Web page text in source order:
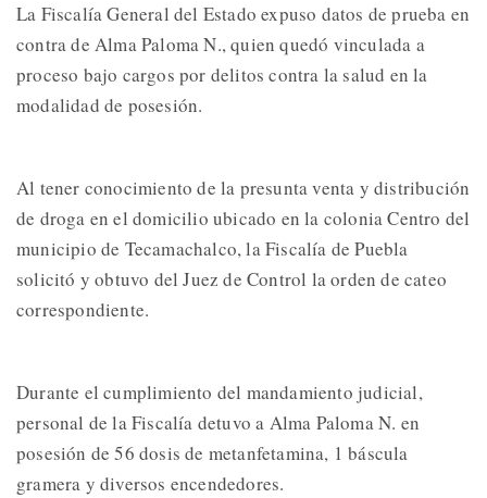
La Fiscalía General del Estado expuso datos de prueba en
contra de Alma Paloma N., quien quedó vinculada a
proceso bajo cargos por delitos contra la salud en la
modalidad de posesión.
Al tener conocimiento de la presunta venta y distribución
de droga en el domicilio ubicado en la colonia Centro del
municipio de Tecamachalco, la Fiscalía de Puebla
solicitó y obtuvo del Juez de Control la orden de cateo
correspondiente.
Durante el cumplimiento del mandamiento judicial,
personal de la Fiscalía detuvo a Alma Paloma N. en
posesión de 56 dosis de metanfetamina, 1 báscula
gramera y diversos encendedores.